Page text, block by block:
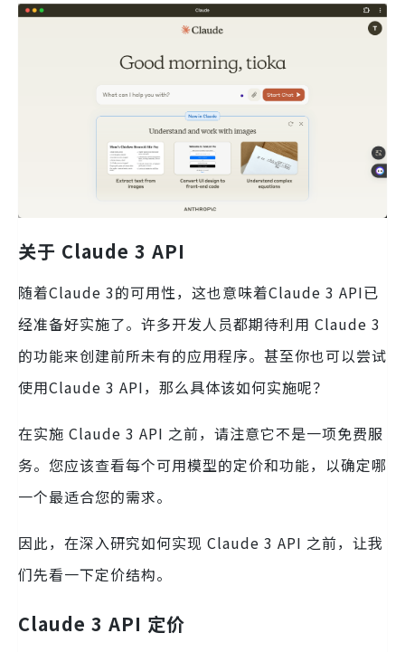
关于 Claude 3 API
随着Claude 3的可用性，这也意味着Claude 3 API已
经准备好实施了。许多开发人员都期待利用 Claude 3
的功能来创建前所未有的应用程序。甚至你也可以尝试
使用Claude 3 API，那么具体该如何实施呢？
在实施 Claude 3 API 之前，请注意它不是一项免费服
务。您应该查看每个可用模型的定价和功能，以确定哪
一个最适合您的需求。
因此，在深入研究如何实现 Claude 3 API 之前，让我
们先看一下定价结构。
Claude 3 API 定价